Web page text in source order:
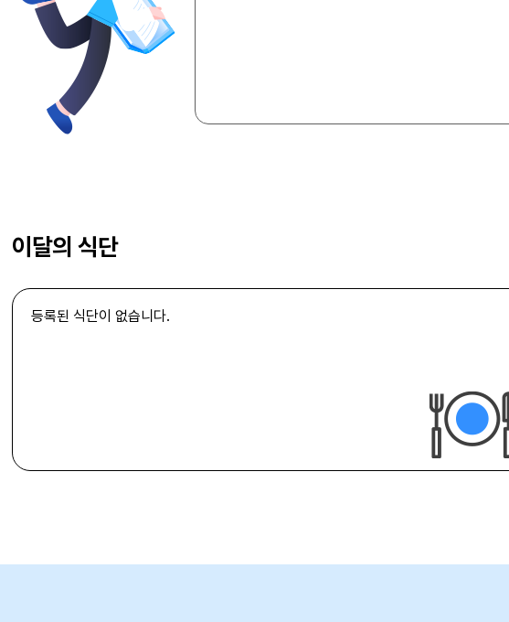
이달의 식단
등록된 식단이 없습니다.